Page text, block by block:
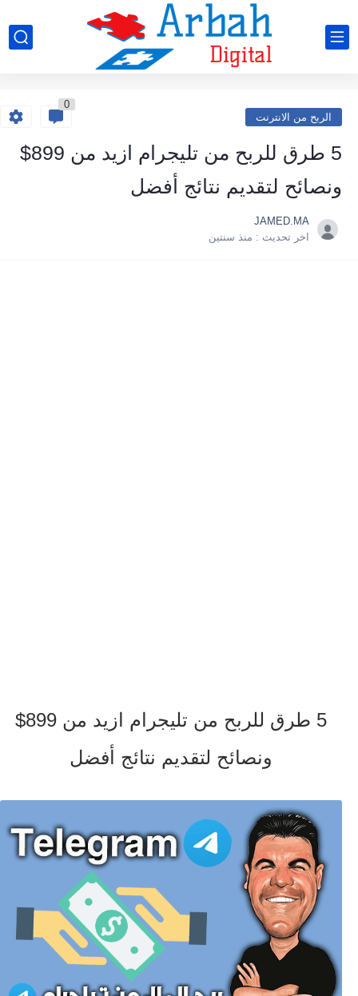
الربح من الانترنت
0
5 طرق للربح من تليجرام ازيد من 899$
ونصائح لتقديم نتائج أفضل
JAMED.MA
اخر تحديث : منذ سنتين
5 طرق للربح من تليجرام ازيد من 899$
ونصائح لتقديم نتائج أفضل